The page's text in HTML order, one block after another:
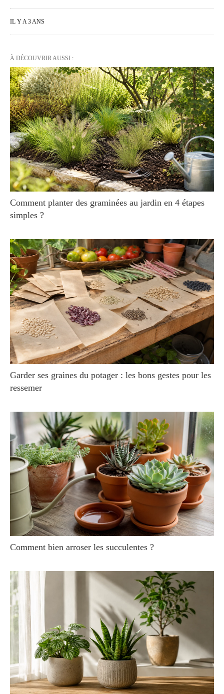
IL Y A 3 ANS
À DÉCOUVRIR AUSSI :
Comment planter des graminées au jardin en 4 étapes
simples ?
Garder ses graines du potager : les bons gestes pour les
ressemer
Comment bien arroser les succulentes ?